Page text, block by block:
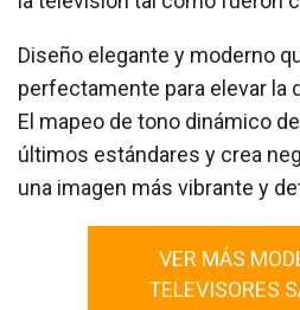
Diseño elegante y moderno
perfectamente para elevar la
El mapeo de tono dinámico
últimos estándares y crea
una imagen más vibrante y
VER MÁS
TELEVISORES